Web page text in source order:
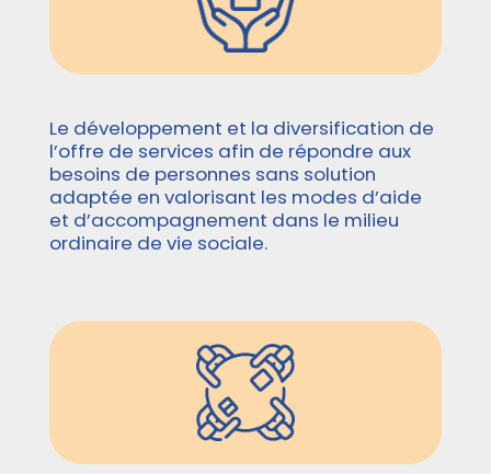
Le développement et la diversification de
l’offre de services afin de répondre aux
besoins de personnes sans solution
adaptée en valorisant les modes d’aide
et d’accompagnement dans le milieu
ordinaire de vie sociale.